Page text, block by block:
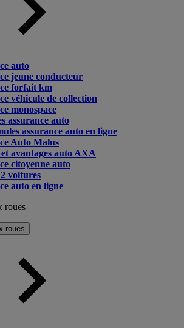
auto
jeune conducteur
forfait km
véhicule de collection
monospace
assurance auto
assurance auto en ligne
Auto Malus
et avantages auto AXA
citoyenne auto
voitures
auto en ligne
roues
roues